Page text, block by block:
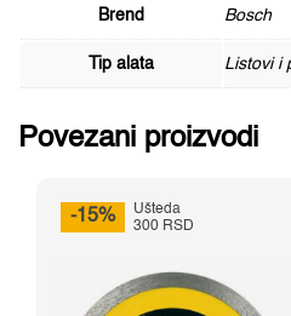
Brend Bosch
Tip alata Listovi i
Povezani proizvodi
-15%
Ušteda
300 RSD